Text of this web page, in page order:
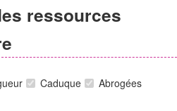
ressources
Caduque
Abrogées